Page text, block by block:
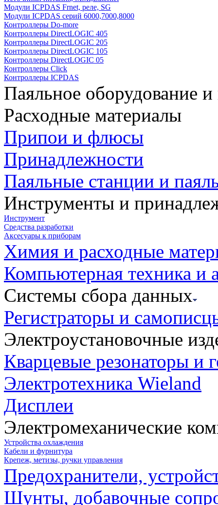
Модули ICPDAS Frnet, реле, SG
Модули ICPDAS серий 6000,7000,8000
Контроллеры Do-more
Контроллеры DirectLOGIC 405
Контроллеры DirectLOGIC 205
Контроллеры DirectLOGIC 105
Контроллеры DirectLOGIC 05
Контроллеры Click
Контроллеры ICPDAS
Паяльное оборудование
Расходные материалы
Припои и флюсы
Принадлежности
Паяльные станции и
Инструменты и
Инструмент
Средства разработки
Аксесуары к приборам
Химия и расходные
Компьютерная техника и
Системы сбора данных
Регистраторы и
Электроустановочные
Кварцевые резонаторы и
Электротехника Wieland
Дисплеи
Электромеханические
Устройства охлаждения
Кабели и фурнитура
Крепеж, метизы, ручки управления
Предохранители,
Шунты, добавочные